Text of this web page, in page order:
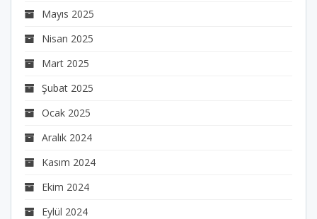
Mayıs 2025
Nisan 2025
Mart 2025
Şubat 2025
Ocak 2025
Aralık 2024
Kasım 2024
Ekim 2024
Eylül 2024